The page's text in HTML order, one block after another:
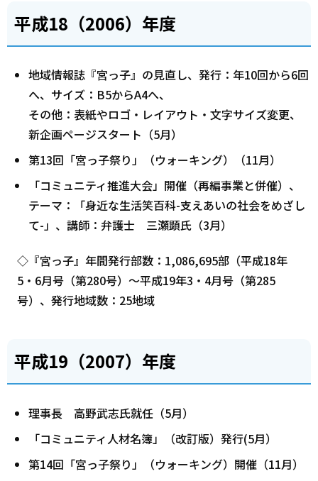
平成18（2006）年度
地域情報誌『宮っ子』の見直し、発行：年10回から6回
へ、サイズ：B5からA4へ、
その他：表紙やロゴ・レイアウト・文字サイズ変更、
新企画ページスタート（5月）
第13回「宮っ子祭り」（ウォーキング）（11月）
「コミュニティ推進大会」開催（再編事業と併催）、
テーマ：「身近な生活笑百科-支えあいの社会をめざし
て-」、講師：弁護士 三瀬顕氏（3月）
◇『宮っ子』年間発行部数：1,086,695部（平成18年
5・6月号（第280号）～平成19年3・4月号（第285
号）、発行地域数：25地域
平成19（2007）年度
理事長 高野武志氏就任（5月）
「コミュニティ人材名簿」（改訂版）発行(5月）
第14回「宮っ子祭り」（ウォーキング）開催（11月）